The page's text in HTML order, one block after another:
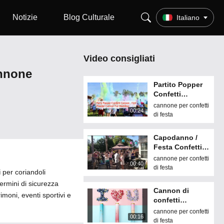
Notizie Blog Culturale Italiano
per coriandoli
di sicurezza
eventi sportivi e
Video consigliati
00:24
Partito Popper
Confetti
Cannon, Holi
Powder Cannon
cannone per confetti
di festa
00:40
Capodanno /
Festa Confetti
Cannon 15cm
20cm 30cm
cannone per confetti
di festa
00:16
Cannon di
confetti
arcobaleno
personalizzato
cannone per confetti
di festa